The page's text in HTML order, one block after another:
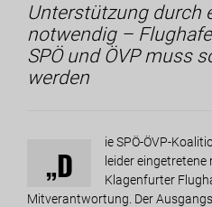
Unterstützung durch
notwendig –
SPÖ und ÖVP muss
werden
„D
ie SPÖ-ÖVP-
leider
Klagenfurter
Mitverantwortung. Der